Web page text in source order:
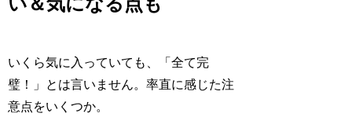
いくら気に入っていても、「全て完
璧！」とは言いません。率直に感じた注
意点をいくつか。